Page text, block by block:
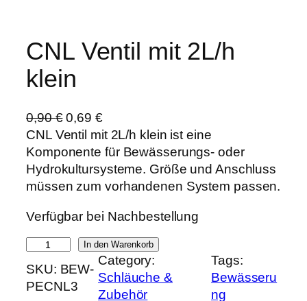
CNL Ventil mit 2L/h
klein
0,90€ U
r
s
p
r
n
g
l
i
c
0,69 €A
k
t
u
e
l
e
r
P
r
CNL Ventil mit 2L/h klein ist eine
Komponente für Bewässerungs- oder
Hydrokultursysteme. Größe und Anschluss
müssen zum vorhandenen System passen.
Verfügbar bei Nachbestellung
N
L
In den Warenkorb
SKU: BEW-
PECNL3
Category:
Schläuche &
Zubehör
Tags:
Bewässeru
ng